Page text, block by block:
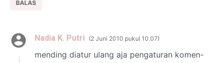
BALAS
Nadia K. Putri 2 Juni 2010 pukul 10.07
mending diatur ulang aja pengaturan komen-